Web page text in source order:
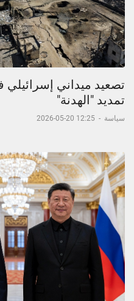
تصعيد ميداني إسرائيلي
تمديد "الهدنة"
سياسة -
12:25 20-05-2026